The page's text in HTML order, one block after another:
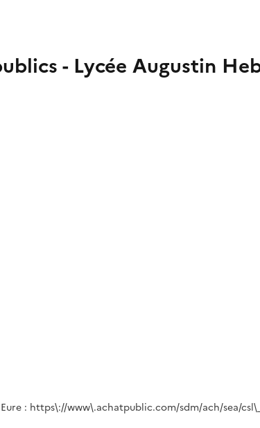
- Lycée Augustin
: https\://www\.achatpublic.com/sdm/ach/sea/